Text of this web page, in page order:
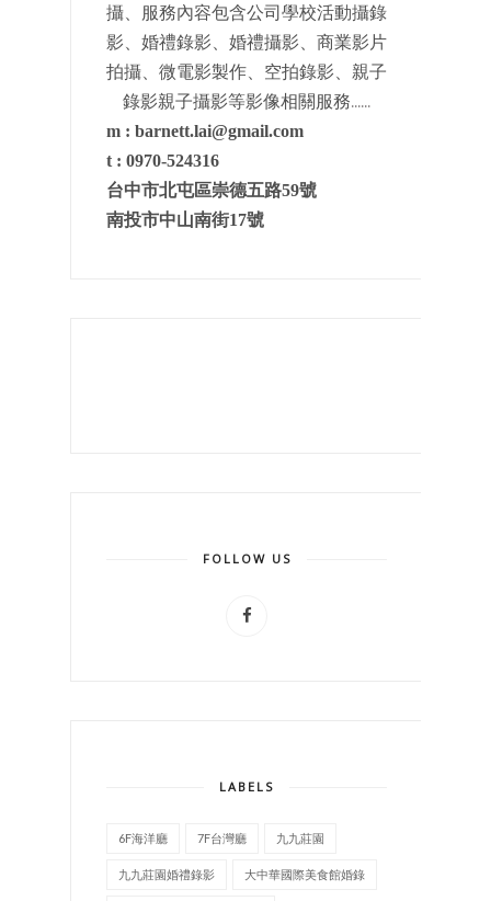
攝、服務內容包含公司學校活動攝錄
影、婚禮錄影、婚禮攝影、商業影片
拍攝、微電影製作、空拍錄影、親子
錄影親子攝影等影像相關服務......
m : barnett.lai@gmail.com
t : 0970-524316
台中市北屯區崇德五路59號
南投市中山南街17號
FOLLOW US
LABELS
6F海洋廳 7F台灣廳 九九莊園
九九莊園婚禮錄影 大中華國際美食館婚錄